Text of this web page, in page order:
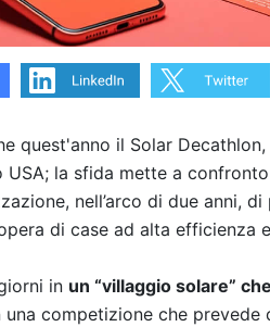
quest'anno il Solar
USA; la sfida mette a
nell’arco di due anni,
di case ad alta efficienza
in un “villaggio solare” che
competizione che prevede